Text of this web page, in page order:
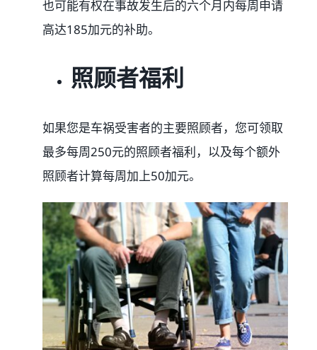
也可能有权在事故发生后的六个月内每周申请
高达185加元的补助。
照顾者福利
如果您是车祸受害者的主要照顾者，您可领取
最多每周250元的照顾者福利，以及每个额外
照顾者计算每周加上50加元。